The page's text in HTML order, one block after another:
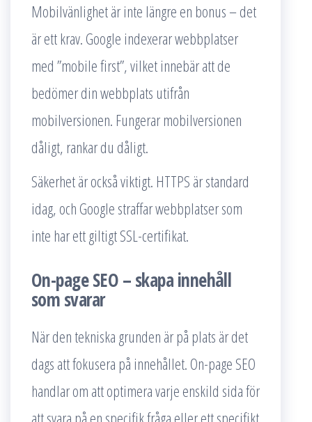
Mobilvänlighet är inte längre en bonus – det
är ett krav. Google indexerar webbplatser
med ”mobile first”, vilket innebär att de
bedömer din webbplats utifrån
mobilversionen. Fungerar mobilversionen
dåligt, rankar du dåligt.
Säkerhet är också viktigt. HTTPS är standard
idag, och Google straffar webbplatser som
inte har ett giltigt SSL-certifikat.
On-page SEO – skapa innehåll
som svarar
När den tekniska grunden är på plats är det
dags att fokusera på innehållet. On-page SEO
handlar om att optimera varje enskild sida för
att svara på en specifik fråga eller ett specifikt